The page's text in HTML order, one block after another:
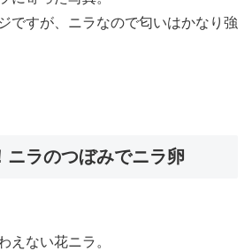
ですが、ニラなので匂いはかなり強
ニラのつぼみでニラ卵
えない花ニラ。